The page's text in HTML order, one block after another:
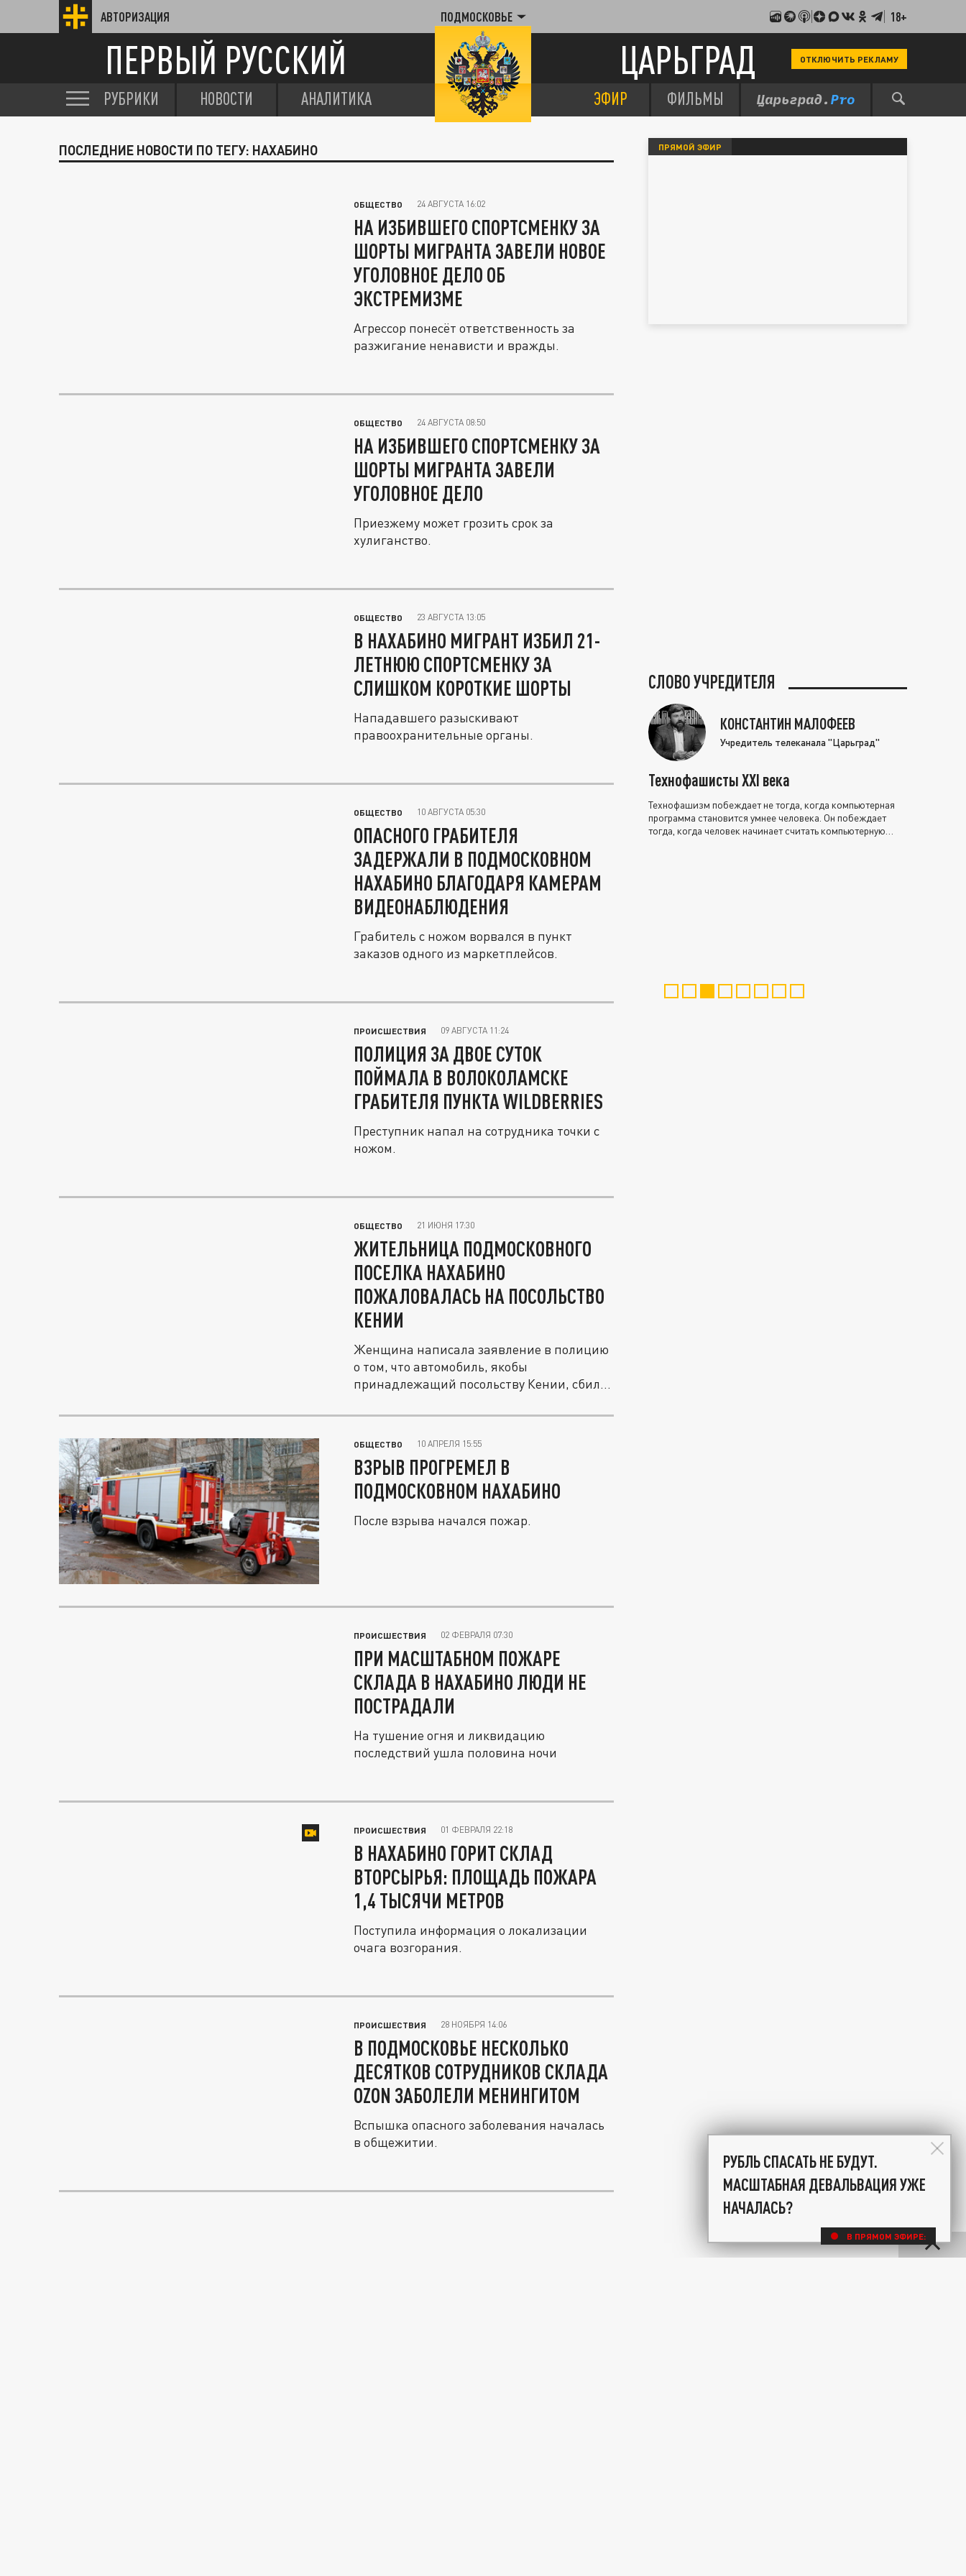
АВТОРИЗАЦИЯ ПОДМОСКОВЬЕ 18+
ПЕРВЫЙ РУССКИЙ ЦАРЬГРАД ОТКЛЮЧИТЬ РЕКЛАМУ
РУБРИКИ НОВОСТИ АНАЛИТИКА ЭФИР ФИЛЬМЫ
ПОСЛЕДНИЕ НОВОСТИ ПО ТЕГУ: НАХАБИНО
ОБЩЕСТВО 24 АВГУСТА 16:02
НА ИЗБИВШЕГО СПОРТСМЕНКУ ЗА
ШОРТЫ МИГРАНТА ЗАВЕЛИ НОВОЕ
УГОЛОВНОЕ ДЕЛО ОБ
ЭКСТРЕМИЗМЕ
Агрессор понесёт ответственность за
разжигание ненависти и вражды.
ОБЩЕСТВО 24 АВГУСТА 08:50
НА ИЗБИВШЕГО СПОРТСМЕНКУ ЗА
ШОРТЫ МИГРАНТА ЗАВЕЛИ
УГОЛОВНОЕ ДЕЛО
Приезжему может грозить срок за
хулиганство.
ОБЩЕСТВО 23 АВГУСТА 13:05
В НАХАБИНО МИГРАНТ ИЗБИЛ 21-
ЛЕТНЮЮ СПОРТСМЕНКУ ЗА
СЛИШКОМ КОРОТКИЕ ШОРТЫ
Нападавшего разыскивают
правоохранительные органы.
ОБЩЕСТВО 10 АВГУСТА 05:30
ОПАСНОГО ГРАБИТЕЛЯ
ЗАДЕРЖАЛИ В ПОДМОСКОВНОМ
НАХАБИНО БЛАГОДАРЯ КАМЕРАМ
ВИДЕОНАБЛЮДЕНИЯ
Грабитель с ножом ворвался в пункт
заказов одного из маркетплейсов.
ПРОИСШЕСТВИЯ 09 АВГУСТА 11:24
ПОЛИЦИЯ ЗА ДВОЕ СУТОК
ПОЙМАЛА В ВОЛОКОЛАМСКЕ
ГРАБИТЕЛЯ ПУНКТА WILDBERRIES
Преступник напал на сотрудника точки с
ножом.
ОБЩЕСТВО 21 ИЮНЯ 17:30
ЖИТЕЛЬНИЦА ПОДМОСКОВНОГО
ПОСЕЛКА НАХАБИНО
ПОЖАЛОВАЛАСЬ НА ПОСОЛЬСТВО
КЕНИИ
Женщина написала заявление в полицию
о том, что автомобиль, якобы
принадлежащий посольству Кении, сбил
ОБЩЕСТВО 10 АПРЕЛЯ 15:55
ВЗРЫВ ПРОГРЕМЕЛ В
ПОДМОСКОВНОМ НАХАБИНО
После взрыва начался пожар.
ПРОИСШЕСТВИЯ 02 ФЕВРАЛЯ 07:30
ПРИ МАСШТАБНОМ ПОЖАРЕ
СКЛАДА В НАХАБИНО ЛЮДИ НЕ
ПОСТРАДАЛИ
На тушение огня и ликвидацию
последствий ушла половина ночи
ПРОИСШЕСТВИЯ 01 ФЕВРАЛЯ 22:18
В НАХАБИНО ГОРИТ СКЛАД
ВТОРСЫРЬЯ: ПЛОЩАДЬ ПОЖАРА
1,4 ТЫСЯЧИ МЕТРОВ
Поступила информация о локализации
очага возгорания.
ПРОИСШЕСТВИЯ 28 НОЯБРЯ 14:06
В ПОДМОСКОВЬЕ НЕСКОЛЬКО
ДЕСЯТКОВ СОТРУДНИКОВ СКЛАДА
OZON ЗАБОЛЕЛИ МЕНИНГИТОМ
Вспышка опасного заболевания началась
в общежитии.
ПРЯМОЙ ЭФИР
СЛОВО УЧРЕДИТЕЛЯ
КОНСТАНТИН МАЛОФЕЕВ
Учредитель телеканала "Царьград"
Технофашисты XXI века
Технофашизм побеждает не тогда, когда компьютерная
программа становится умнее человека. Он побеждает
тогда, когда человек начинает считать компьютерную
РУБЛЬ СПАСАТЬ НЕ БУДУТ.
МАСШТАБНАЯ ДЕВАЛЬВАЦИЯ УЖЕ
НАЧАЛАСЬ?
В ПРЯМОМ ЭФИРЕ: